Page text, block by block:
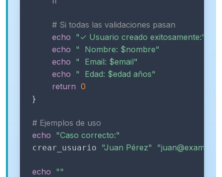
# Si todas las validaciones pasan
echo "✓ Usuario creado exitosamente:"
echo "  Nombre: $nombre"
echo "  Email: $email"
echo "  Edad: $edad años"
return 0
}
# Ejemplos de uso
echo "Caso correcto:"
crear_usuario "Juan Pérez"
echo ""